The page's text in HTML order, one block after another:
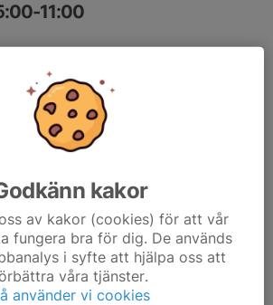
11:00
kakor
av kakor (cookies) för att vår
fungera bra för dig. De används
i syfte att hjälpa oss att
våra tjänster.
använder vi cookies